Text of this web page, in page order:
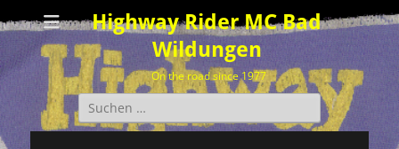
Highway Rider MC Bad
Wildungen
On the road since 1977
Suchen
nach: